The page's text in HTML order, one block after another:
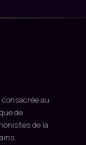
au
de
de la